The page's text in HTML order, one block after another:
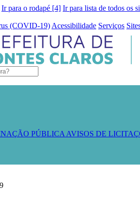
Ir para o rodapé [4] Ir para lista de todos os
(COVID-19) Acessibilidade Serviços
PÚBLICA AVISOS DE